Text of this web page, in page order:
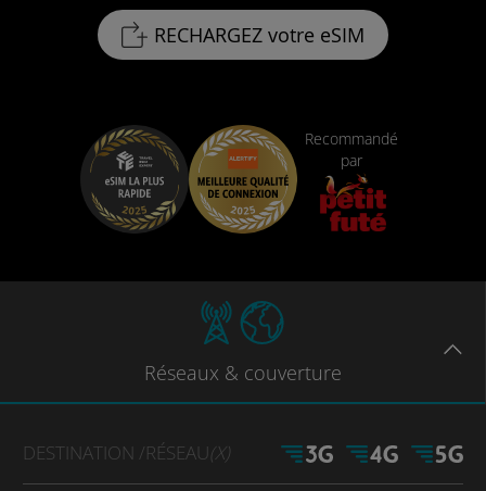
RECHARGEZ votre eSIM
Recommandé
par
Réseaux & couverture
DESTINATION /RÉSEAU(X)